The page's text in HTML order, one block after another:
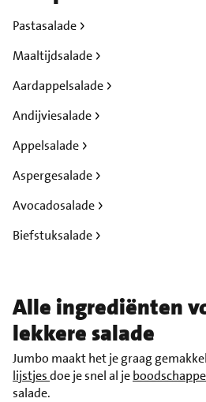
Pastasalade
Maaltijdsalade
Aardappelsalade
Andijviesalade
Appelsalade
Aspergesalade
Avocadosalade
Biefstuksalade
Alle ingrediënten
lekkere salade
Jumbo maakt het je graag
lijstjesdoe je snel al je
salade.